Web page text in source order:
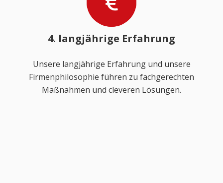
4. langjährige Erfahrung
Unsere langjährige Erfahrung und unsere
Firmenphilosophie führen zu fachgerechten
Maßnahmen und cleveren Lösungen.